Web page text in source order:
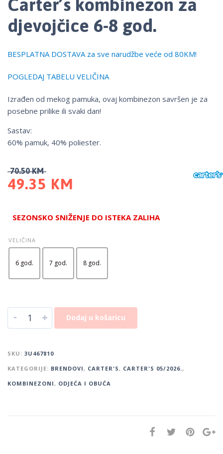
Carter’s kombinezon za
djevojčice 6-8 god.
BESPLATNA DOSTAVA za sve narudžbe veće od 80KM!
POGLEDAJ TABELU VELIČINA
Izrađen od mekog pamuka, ovaj kombinezon savršen je za
posebne prilike ili svaki dan!
Sastav:
60% pamuk, 40% poliester.
70.50KM
49.35 KM
SEZONSKO SNIŽENJE DO ISTEKA ZALIHA
VELIČINA
6 god. 7 god. 8 god.
- + Dodaj u košaricu
SKU: 3U467810
KATEGORIJE: BRENDOVI, CARTER'S, CARTER'S 05/2026.,
KOMBINEZONI, ODJEĆA I OBUĆA